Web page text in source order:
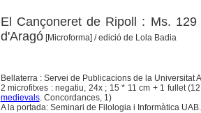
El Cançoneret de Ripoll : Ms.
d'Aragó[Microforma] / edició de Lola Badia
Bellaterra : Servei de Publicacions de la Universitat
2 microfitxes : negatiu, 24x ; 15 * 11 cm + 1 fullet
medievals. Concordances, 1)
A la portada: Seminari de Filologia i Informàtica UAB.